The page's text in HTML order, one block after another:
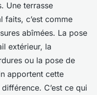
Une terrasse
faits, c’est comme
abîmées. La pose
extérieur, la
ou la pose de
apportent cette
C’est ce qui